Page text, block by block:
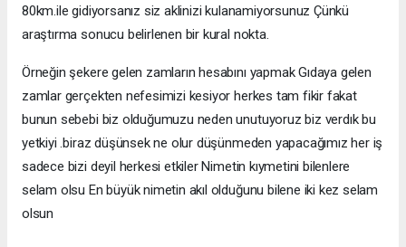
80km.ile gidiyorsanız siz aklinizi kulanamiyorsunuz Çünkü
araştırma sonucu belirlenen bir kural nokta.
Örneğin şekere gelen zamların hesabını yapmak Gıdaya gelen
zamlar gerçekten nefesimizi kesiyor herkes tam fikir fakat
bunun sebebi biz olduğumuzu neden unutuyoruz biz verdık bu
yetkiyi .biraz düşünsek ne olur düşünmeden yapacağımız her iş
sadece bizi deyil herkesi etkiler Nimetin kıymetini bilenlere
selam olsu En büyük nimetin akıl olduğunu bilene iki kez selam
olsun